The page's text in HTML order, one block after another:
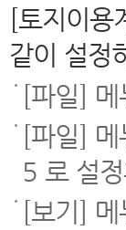
[토지이
같이 설정
[파일]
[파일]
5 로 설
[보기]